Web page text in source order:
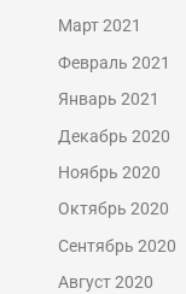
Март 2021
Февраль 2021
Январь 2021
Декабрь 2020
Ноябрь 2020
Октябрь 2020
Сентябрь 2020
Август 2020